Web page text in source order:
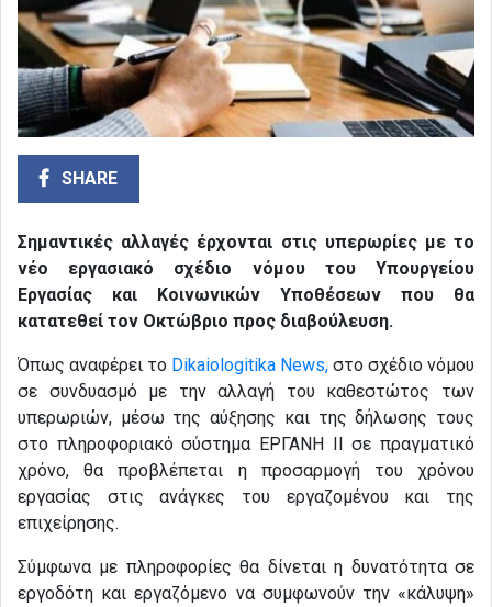
SHARE
Σημαντικές αλλαγές έρχονται στις υπερωρίες με το
νέο εργασιακό σχέδιο νόμου του Υπουργείου
Εργασίας και Κοινωνικών Υποθέσεων που θα
κατατεθεί τον Οκτώβριο προς διαβούλευση.
Όπως αναφέρει το Dikaiologitika News, στο σχέδιο νόμου
σε συνδυασμό με την αλλαγή του καθεστώτος των
υπερωριών, μέσω της αύξησης και της δήλωσης τους
στο πληροφοριακό σύστημα ΕΡΓΑΝΗ ΙΙ σε πραγματικό
χρόνο, θα προβλέπεται η προσαρμογή του χρόνου
εργασίας στις ανάγκες του εργαζομένου και της
επιχείρησης.
Σύμφωνα με πληροφορίες θα δίνεται η δυνατότητα σε
εργοδότη και εργαζόμενο να συμφωνούν την «κάλυψη»